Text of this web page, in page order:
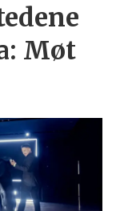
Møt